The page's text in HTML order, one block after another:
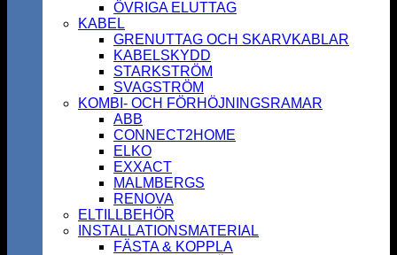
ÖVRIGA ELUTTAG
KABEL
GRENUTTAG OCH SKARVKABLAR
KABELSKYDD
STARKSTRÖM
SVAGSTRÖM
KOMBI- OCH FÖRHÖJNINGSRAMAR
ABB
CONNECT2HOME
ELKO
EXXACT
MALMBERGS
RENOVA
ELTILLBEHÖR
INSTALLATIONSMATERIAL
FÄSTA & KOPPLA